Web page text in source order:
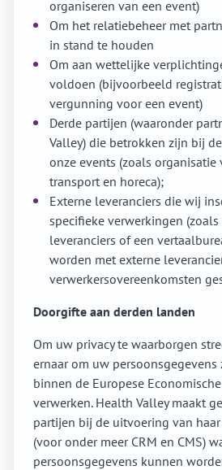
organiseren van een event)
Om het relatiebeheer met
in stand te houden
Om aan wettelijke
voldoen (bijvoorbeeld
vergunning voor een event)
Derde partijen (waaronder
Valley) die betrokken zijn bij
onze events (zoals organisatie
transport en horeca);
Externe leveranciers die wij
specifieke verwerkingen (zoals
leveranciers of een
worden met externe
verwerkersovereenkomsten
Doorgifte aan derden landen
Om uw privacy te waarborgen
ernaar om uw
binnen de Europese
verwerken. Health Valley maakt
partijen bij de uitvoering van
(voor onder meer CRM en CMS)
persoonsgegevens kunnen